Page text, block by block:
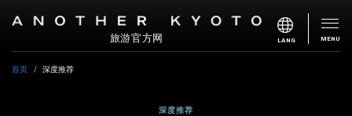
旅游官方网 LANG MENU
首页 深度推荐
深度推荐